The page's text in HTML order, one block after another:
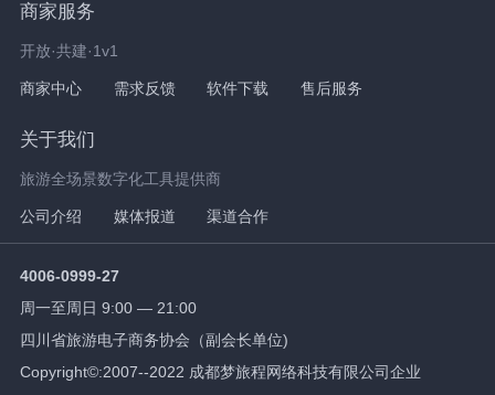
商家服务
开放·共建·1v1
商家中心 需求反馈 软件下载 售后服务
关于我们
旅游全场景数字化工具提供商
公司介绍 媒体报道 渠道合作
4006-0999-27
周一至周日 9:00 — 21:00
四川省旅游电子商务协会（副会长单位)
Copyright©:2007--2022 成都梦旅程网络科技有限公司企业